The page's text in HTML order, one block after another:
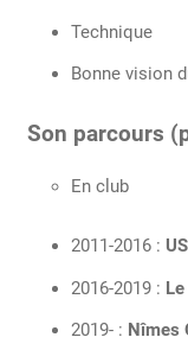
Technique
Bonne vision
Son parcours
En club
2011-2016 :
2016-2019 :
2019- : Nîmes